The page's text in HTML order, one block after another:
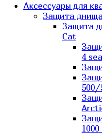
Аксессуары для
Защита
Защита
Cat
4
500/
1000